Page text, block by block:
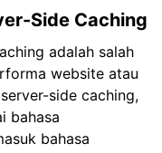
Side Caching
adalah salah
website atau
side caching,
bahasa
bahasa